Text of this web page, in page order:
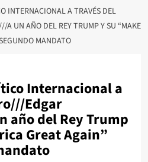
INTERNACIONAL A TRAVÉS DEL
UN AÑO DEL REY TRUMP Y SU “MAKE
MANDATO
Internacional a
Edgar
año del Rey Trump
Great Again”